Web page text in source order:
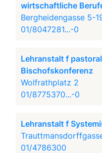
wirtschaftliche
Bergheidengasse 5-
01/8047281...-0
Lehranstalt f
Bischofskonferenz
Wolfrathplatz 2
01/8775370...-0
Lehranstalt f
01/4786300